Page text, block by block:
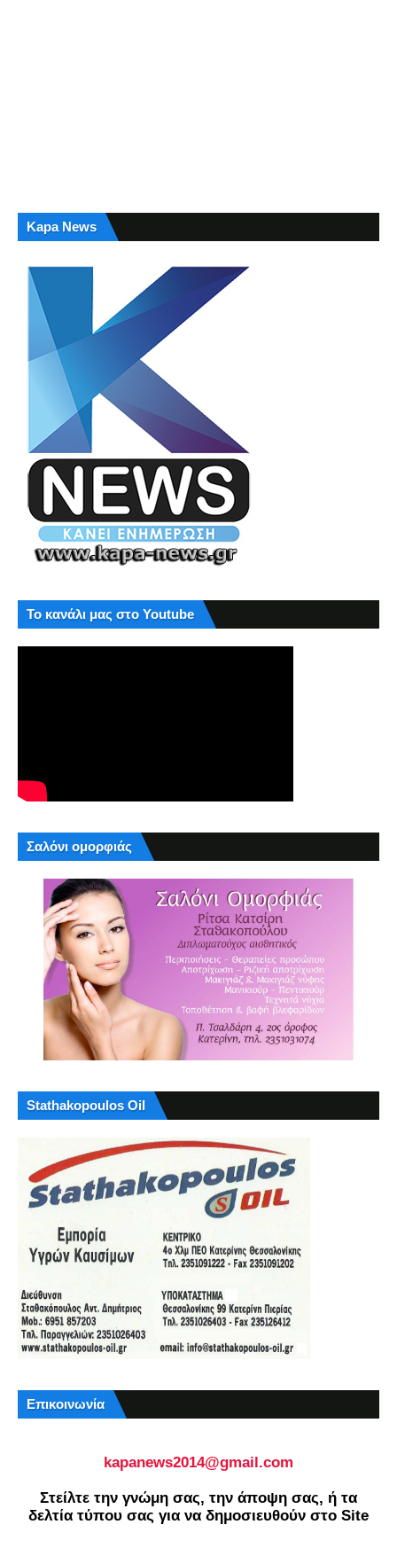
Kapa News
Το κανάλι μας στο Youtube
Σαλόνι ομορφιάς
Stathakopoulos Oil
Επικοινωνία
kapanews2014@gmail.com
Στείλτε την γνώμη σας, την άποψη σας, ή τα
δελτία τύπου σας για να δημοσιευθούν στο Site